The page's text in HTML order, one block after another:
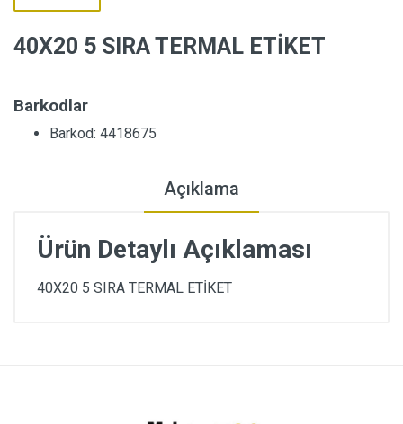
40X20 5 SIRA TERMAL ETİKET
Barkodlar
Barkod: 4418675
Açıklama
Ürün Detaylı Açıklaması
40X20 5 SIRA TERMAL ETİKET